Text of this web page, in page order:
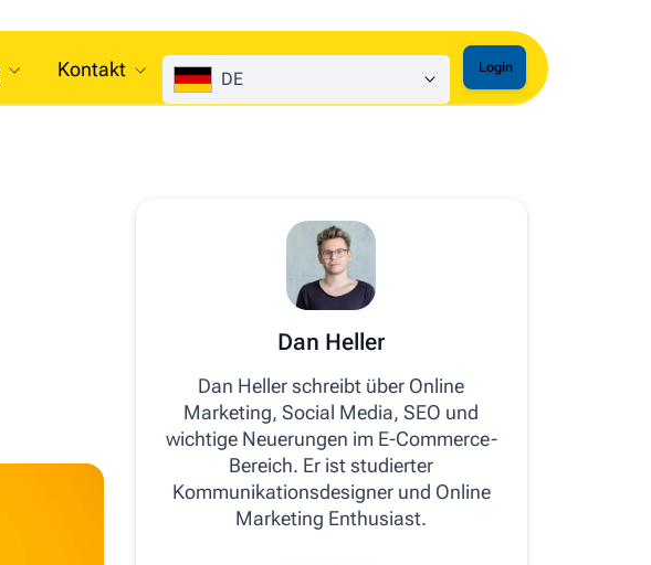
Kontakt DE
Login
Dan Heller
Dan Heller schreibt über Online
Marketing, Social Media, SEO und
wichtige Neuerungen im E-Commerce-
Bereich. Er ist studierter
Kommunikationsdesigner und Online
Marketing Enthusiast.